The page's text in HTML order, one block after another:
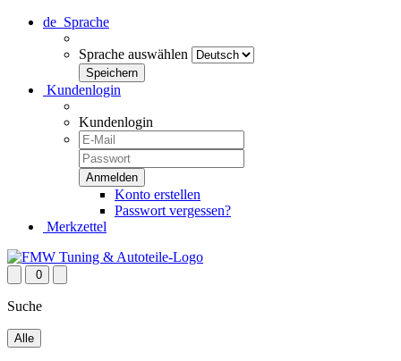
de Sprache
Sprache auswählen
Kundenlogin
Kundenlogin
Konto erstellen
Passwort vergessen?
Merkzettel
0
Suche
Alle